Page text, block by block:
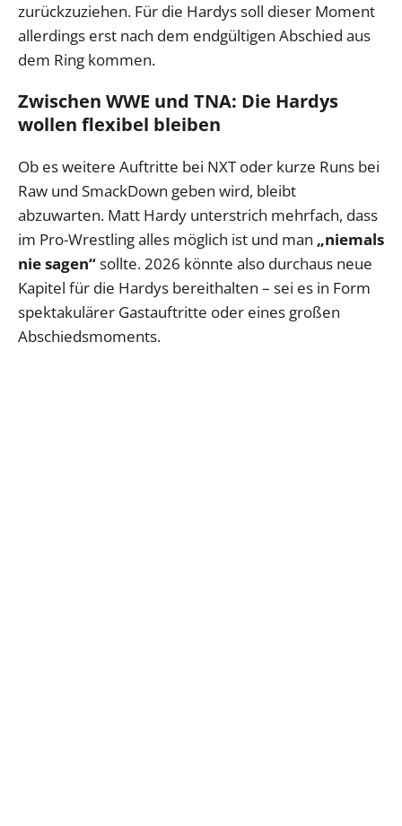
zurückzuziehen. Für die Hardys soll dieser Moment
allerdings erst nach dem endgültigen Abschied aus
dem Ring kommen.
Zwischen WWE und TNA: Die Hardys
wollen flexibel bleiben
Ob es weitere Auftritte bei NXT oder kurze Runs bei
Raw und SmackDown geben wird, bleibt
abzuwarten. Matt Hardy unterstrich mehrfach, dass
im Pro-Wrestling alles möglich ist und man „niemals
nie sagen“sollte. 2026 könnte also durchaus neue
Kapitel für die Hardys bereithalten – sei es in Form
spektakulärer Gastauftritte oder eines großen
Abschiedsmoments.